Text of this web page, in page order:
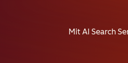
Mit AI Search